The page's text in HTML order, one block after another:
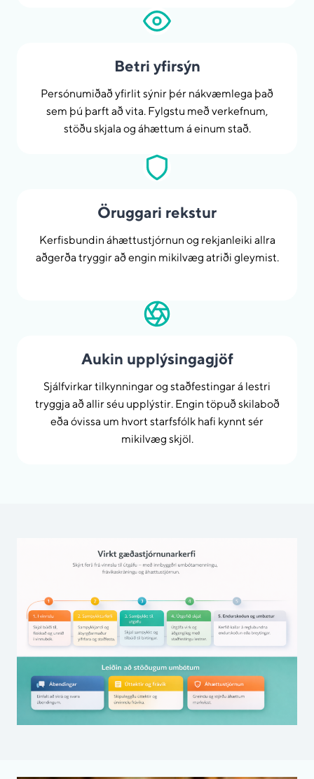
Betri yfirsýn
Persónumiðað yfirlit sýnir þér nákvæmlega það
sem þú þarft að vita. Fylgstu með verkefnum,
stöðu skjala og áhættum á einum stað.
Öruggari rekstur
Kerfisbundin áhættustjórnun og rekjanleiki allra
aðgerða tryggir að engin mikilvæg atriði gleymist.
Aukin upplýsingagjöf
Sjálfvirkar tilkynningar og staðfestingar á lestri
tryggja að allir séu upplýstir. Engin töpuð skilaboð
eða óvissa um hvort starfsfólk hafi kynnt sér
mikilvæg skjöl.